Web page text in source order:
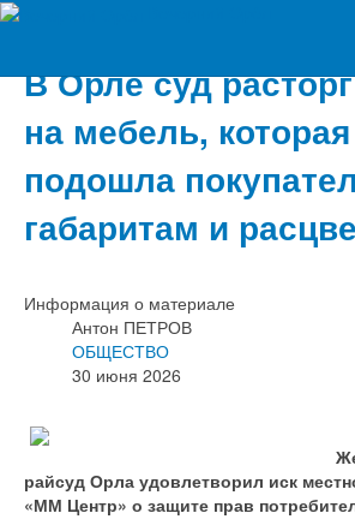
В Орле суд
на мебель,
подошла
габаритам и
Информация о материале
Антон ПЕТРОВ
ОБЩЕСТВО
30 июня 2026
райсуд Орла удовлетворил иск
«ММ Центр» о защите прав